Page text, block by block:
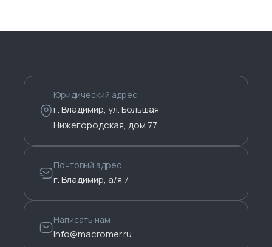
Юридический адрес
г. Владимир, ул. Большая
Нижегородская, дом 77
Почтовый адрес
г. Владимир, а/я 7
Написать нам
info@macromer.ru